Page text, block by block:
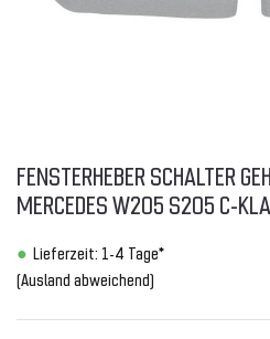
FENSTERHEBER SCHALTER
MERCEDES W205 S205 C-
Lieferzeit: 1-4 Tage*
(Ausland abweichend)